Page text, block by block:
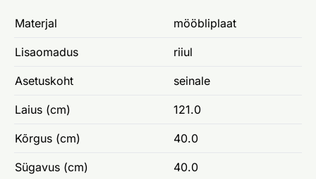
Materjal mööbliplaat
Lisaomadus riiul
Asetuskoht seinale
Laius (cm) 121.0
Kõrgus (cm) 40.0
Sügavus (cm) 40.0